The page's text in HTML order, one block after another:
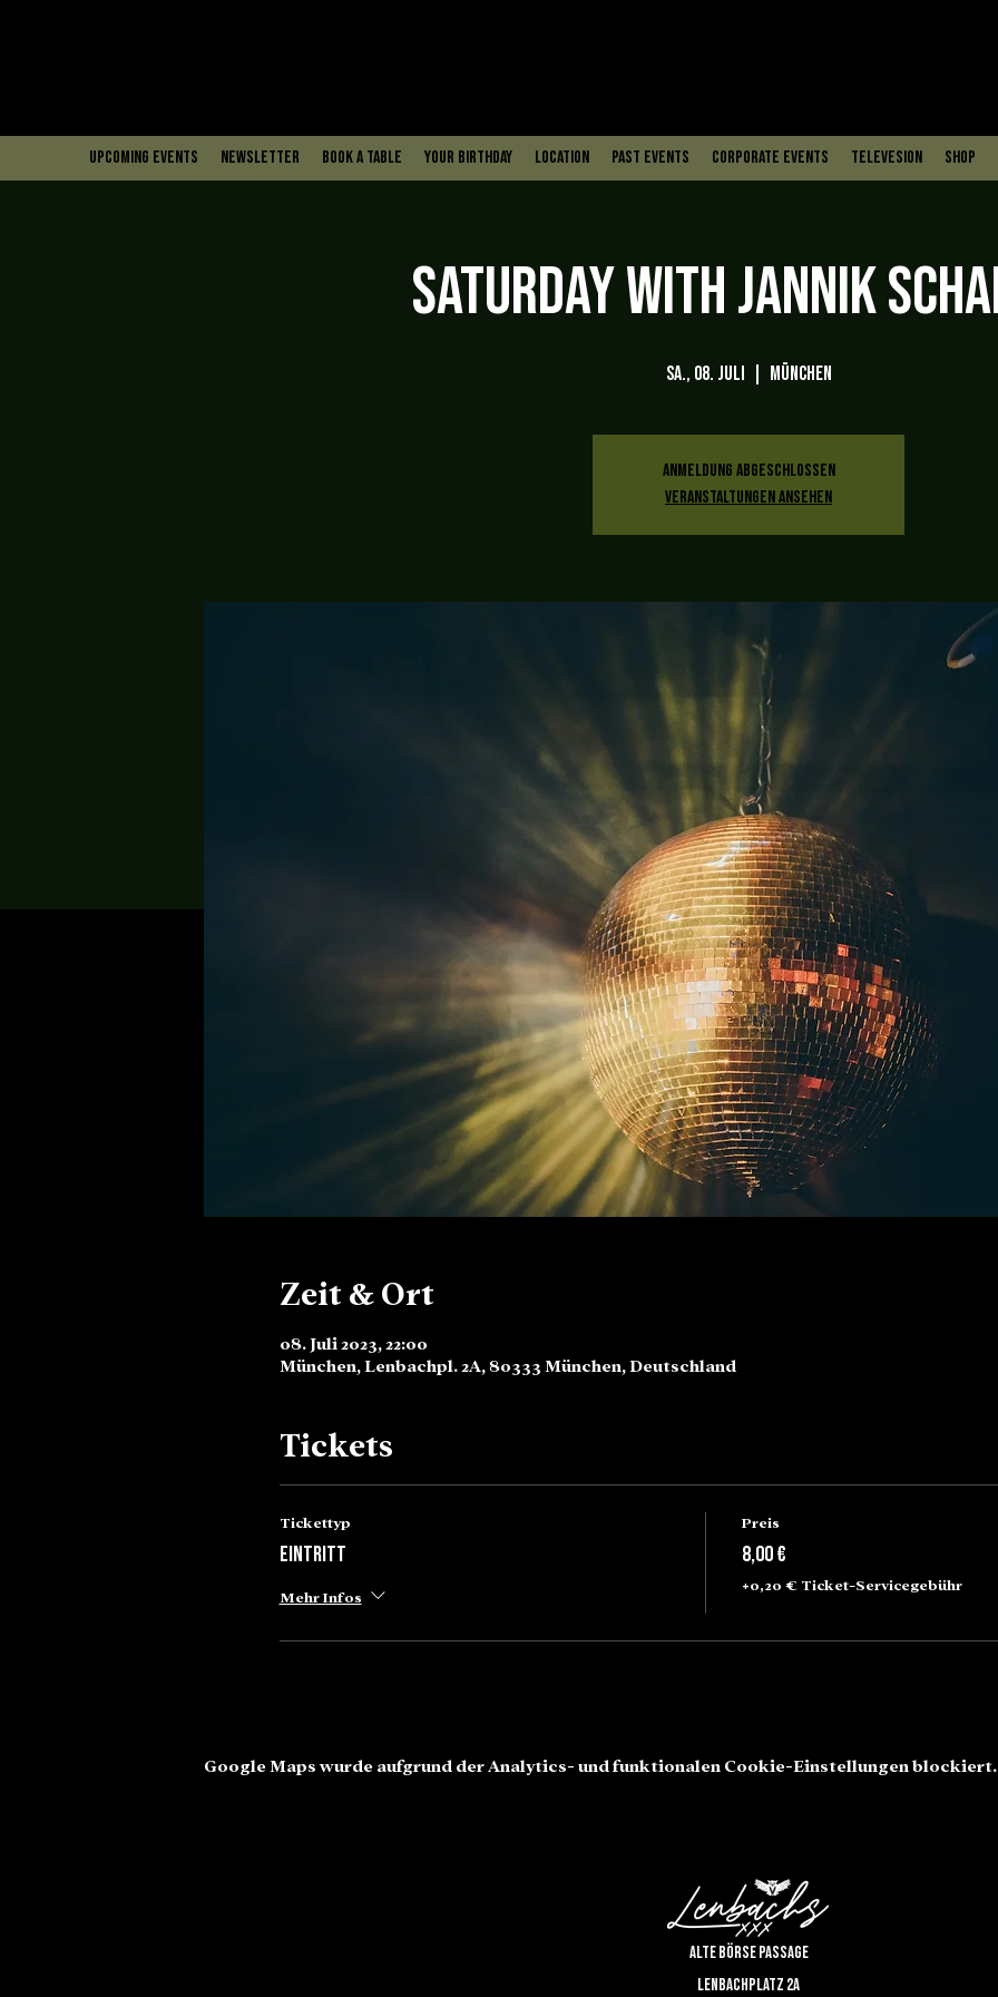
upcoming events Newsletter book a table Your Birthday Location PAST EVENTS Corporate Events Televesion Shop
Saturday with Jannik
Sa., 08. Juli München
Anmeldung abgeschlossen
Veranstaltungen ansehen
Zeit & Ort
08. Juli 2023, 22:00
München, Lenbachpl. 2A, 80333 München, Deutschland
Tickets
Tickettyp
Eintritt
Mehr Infos
Preis
8,00 €
+0,20 € Ticket-Servicegebühr
Google Maps wurde aufgrund der Analytics- und funktionalen Cookie-Einstellungen blockiert.
Alte Börse Passage
Lenbachplatz 2a